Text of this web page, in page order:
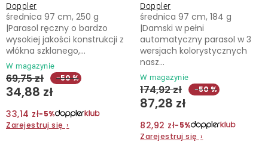
Doppler
W magazynie
34,88 zł
69,75 zł −50 %
33,14 zł−5%
Zarejestruj się ›
średnica 97 cm, 250 g
|Parasol ręczny o bardzo
wysokiej jakości konstrukcji z
włókna szklanego,...
Doppler
W magazynie
87,28 zł
174,92 zł −50 %
82,92 zł−5%
Zarejestruj się ›
średnica 97 cm, 184 g
|Damski w pełni
automatyczny parasol w 3
wersjach kolorystycznych
nasz...